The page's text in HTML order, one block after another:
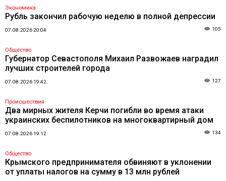
Экономика
Рубль закончил рабочую неделю в полной депрессии
07.08.2026 20:04 105
Общество
Губернатор Севастополя Михаил Развожаев наградил
лучших строителей города
07.08.2026 19:42 127
Происшествия
Два мирных жителя Керчи погибли во время атаки
украинских беспилотников на многоквартирный дом
07.08.2026 19:12 134
Общество
Крымского предпринимателя обвиняют в уклонении
от уплаты налогов на сумму в 13 млн рублей